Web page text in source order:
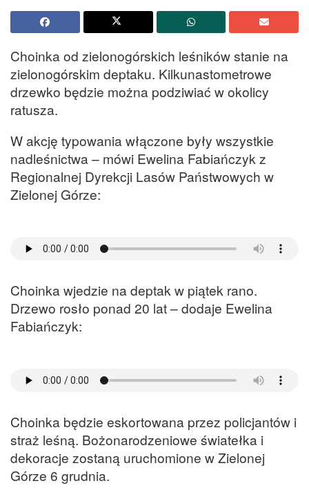
Choinka od zielonogórskich leśników stanie na
zielonogórskim deptaku. Kilkunastometrowe
drzewko będzie można podziwiać w okolicy
ratusza.
W akcję typowania włączone były wszystkie
nadleśnictwa – mówi Ewelina Fabiańczyk z
Regionalnej Dyrekcji Lasów Państwowych w
Zielonej Górze:
Choinka wjedzie na deptak w piątek rano.
Drzewo rosło ponad 20 lat – dodaje Ewelina
Fabiańczyk:
Choinka będzie eskortowana przez policjantów i
straż leśną. Bożonarodzeniowe światełka i
dekoracje zostaną uruchomione w Zielonej
Górze 6 grudnia.